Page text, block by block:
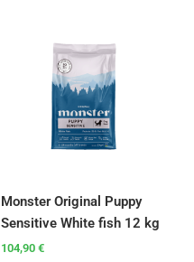
Monster Original Puppy
Sensitive White fish 12 kg
104,90 €